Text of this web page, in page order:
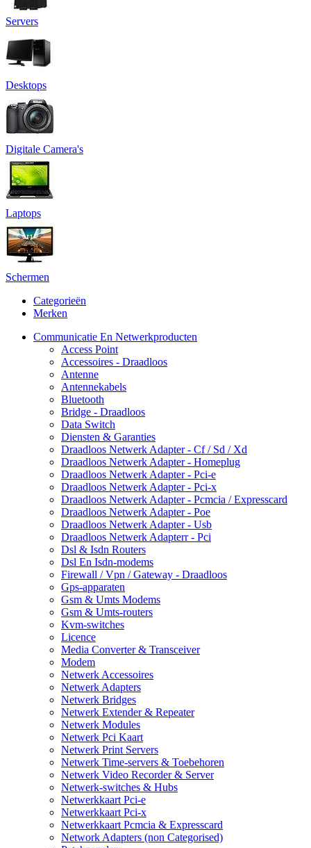
Servers
Desktops
Digitale Camera's
Laptops
Schermen
Categorieën
Merken
Communicatie En Netwerkproducten
Access Point
Accessoires - Draadloos
Antenne
Antennekabels
Bluetooth
Bridge - Draadloos
Data Switch
Diensten & Garanties
Draadloos Netwerk Adapter - Cf / Sd / Xd
Draadloos Netwerk Adapter - Homeplug
Draadloos Netwerk Adapter - Pci-e
Draadloos Netwerk Adapter - Pci-x
Draadloos Netwerk Adapter - Pcmcia / Expresscard
Draadloos Netwerk Adapter - Poe
Draadloos Netwerk Adapter - Usb
Draadloos Netwerk Adapterr - Pci
Dsl & Isdn Routers
Dsl En Isdn-modems
Firewall / Vpn / Gateway - Draadloos
Gps-apparaten
Gsm & Umts Modems
Gsm & Umts-routers
Kvm-switches
Licence
Media Converter & Transceiver
Modem
Netwerk Accessoires
Netwerk Adapters
Netwerk Bridges
Netwerk Extender & Repeater
Netwerk Modules
Netwerk Pci Kaart
Netwerk Print Servers
Netwerk Time-servers & Toebehoren
Netwerk Video Recorder & Server
Netwerk-switches & Hubs
Netwerkkaart Pci-e
Netwerkkaart Pci-x
Netwerkkaart Pcmcia & Expresscard
Network Adapters (non Categorised)